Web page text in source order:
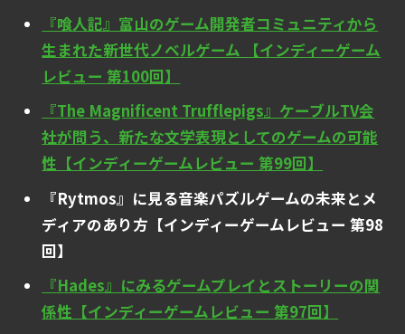
『喰人記』富山のゲーム開発者コミュニティから
生まれた新世代ノベルゲーム 【インディーゲーム
レビュー 第100回】
『The Magnificent Trufflepigs』ケーブルTV会
社が問う、新たな文学表現としてのゲームの可能
性【インディーゲームレビュー 第99回】
『Rytmos』に見る音楽パズルゲームの未来とメ
ディアのあり方【インディーゲームレビュー 第98
回】
『Hades』にみるゲームプレイとストーリーの関
係性【インディーゲームレビュー 第97回】